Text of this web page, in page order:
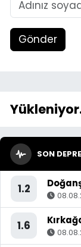
Gönder
SON
1.2
1.6